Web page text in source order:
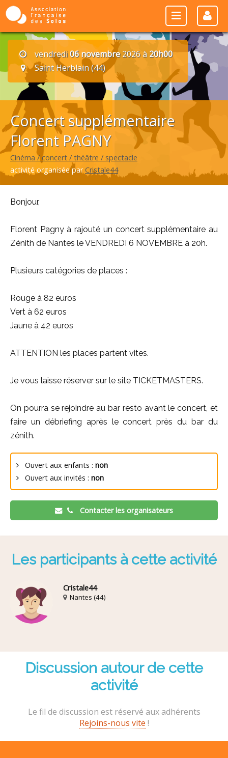
vendredi06 novembre2026 à20h00
Saint Herblain (44)
Concert supplémentaire
Florent PAGNY
Cinéma / concert / théâtre / spectacle
activité organisée parCristale44
Bonjour,
Florent Pagny à rajouté un concert supplémentaire au
Zénith de Nantes le VENDREDI 6 NOVEMBRE à 20h.
Plusieurs catégories de places :
Rouge à 82 euros
Vert à 62 euros
Jaune à 42 euros
ATTENTION les places partent vites.
Je vous laisse réserver sur le site TICKETMASTERS.
On pourra se rejoindre au bar resto avant le concert, et
faire un débriefing après le concert près du bar du
zénith.
Ouvert aux enfants : non
Ouvert aux invités : non
Contacter les organisateurs
Les participants à cette activité
Cristale44
Nantes (44)
Discussion autour de cette
activité
Le fil de discussion est réservé aux adhérents
Rejoins-nous vite !